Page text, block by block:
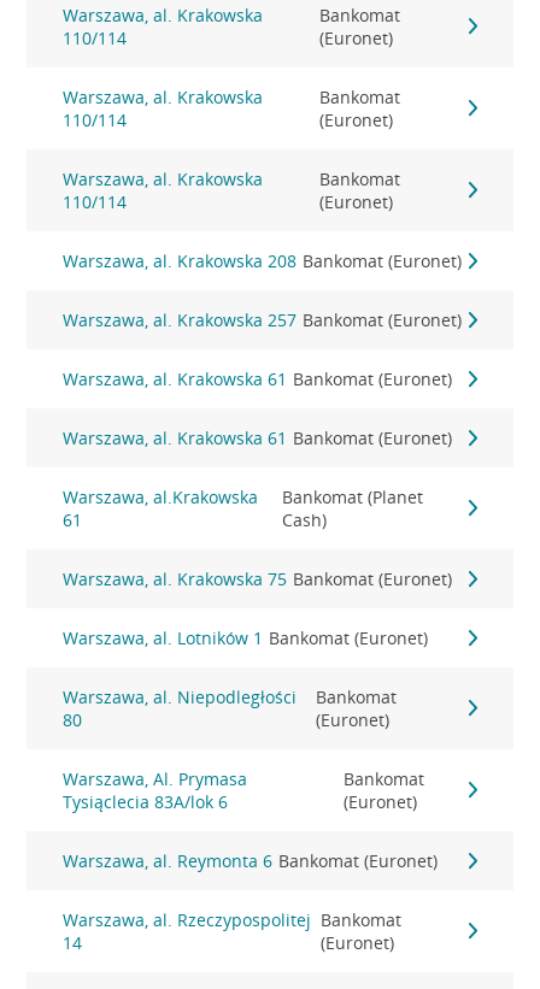
Warszawa, al. Krakowska
110/114
Bankomat
(Euronet)
Warszawa, al. Krakowska
110/114
Bankomat
(Euronet)
Warszawa, al. Krakowska
110/114
Bankomat
(Euronet)
Warszawa, al. Krakowska 208 Bankomat (Euronet)
Warszawa, al. Krakowska 257 Bankomat (Euronet)
Warszawa, al. Krakowska 61 Bankomat (Euronet)
Warszawa, al. Krakowska 61 Bankomat (Euronet)
Warszawa, al.Krakowska
61
Bankomat (Planet
Cash)
Warszawa, al. Krakowska 75 Bankomat (Euronet)
Warszawa, al. Lotników 1 Bankomat (Euronet)
Warszawa, al. Niepodległości
80
Bankomat
(Euronet)
Warszawa, Al. Prymasa
Tysiąclecia 83A/lok 6
Bankomat
(Euronet)
Warszawa, al. Reymonta 6 Bankomat (Euronet)
Warszawa, al. Rzeczypospolitej
14
Bankomat
(Euronet)